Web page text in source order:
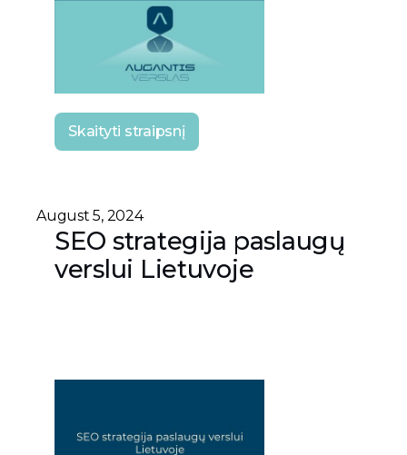
Skaityti straipsnį
August 5, 2024
SEO strategija paslaugų
verslui Lietuvoje